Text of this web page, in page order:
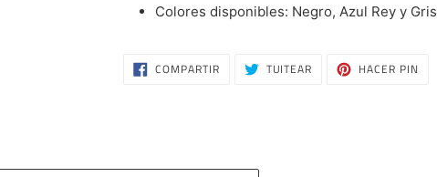
Colores disponibles: Negro, Azul Rey y Gris
COMPARTIRCOMPARTIR
EN TUITEAR TUITEAR HACER PIN